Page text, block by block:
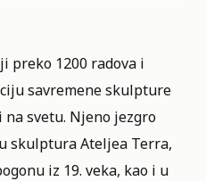
preko 1200 radova i
savremene skulpture
svetu. Njeno jezgro
skulptura Ateljea Terra,
iz 19. veka, kao i u